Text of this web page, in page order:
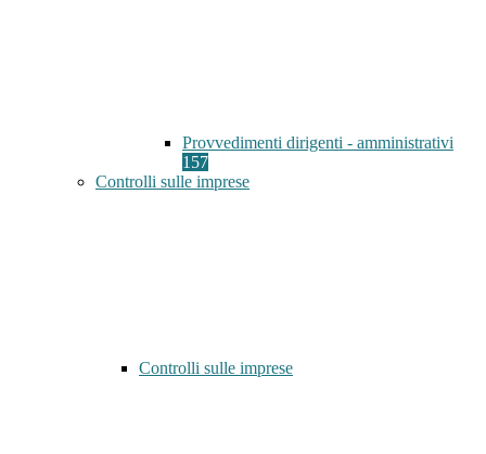
Provvedimenti dirigenti - amministrativi
157
Controlli sulle imprese
Controlli sulle imprese